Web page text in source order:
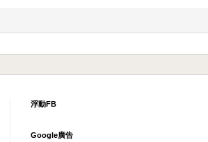
浮動FB
Google廣告